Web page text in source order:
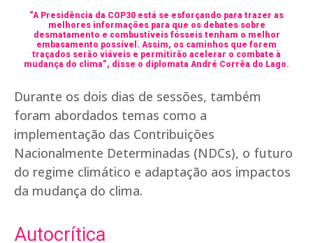
“A Presidência da COP30 está se esforçando para trazer as
melhores informações para que os debates sobre
desmatamento e combustíveis fósseis tenham o melhor
embasamento possível. Assim, os caminhos que forem
traçados serão viáveis e permitirão acelerar o combate à
mudança do clima”, disse o diplomata André Corrêa do Lago.
Durante os dois dias de sessões, também
foram abordados temas como a
implementação das Contribuições
Nacionalmente Determinadas (NDCs), o futuro
do regime climático e adaptação aos impactos
da mudança do clima.
Autocrítica